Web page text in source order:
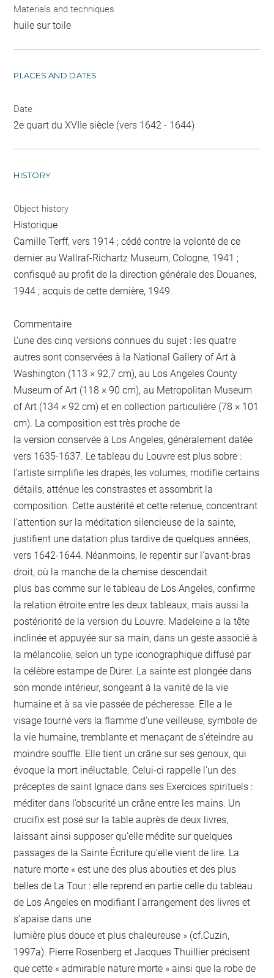
Materials and techniques
huile sur toile
PLACES AND DATES
Date
2e quart du XVIIe siècle (vers 1642 - 1644)
HISTORY
Object history
Historique
Camille Terff, vers 1914 ; cédé contre la volonté de ce
dernier au Wallraf-Richartz Museum, Cologne, 1941 ;
confisqué au profit de la direction générale des Douanes,
1944 ; acquis de cette dernière, 1949.
Commentaire
L’une des cinq versions connues du sujet : les quatre
autres sont conservées à la National Gallery of Art à
Washington (113 × 92,7 cm), au Los Angeles County
Museum of Art (118 × 90 cm), au Metropolitan Museum
of Art (134 × 92 cm) et en collection particulière (78 × 101
cm). La composition est très proche de
la version conservée à Los Angeles, généralement datée
vers 1635-1637. Le tableau du Louvre est plus sobre :
l’artiste simplifie les drapés, les volumes, modifie certains
détails, atténue les constrastes et assombrit la
composition. Cette austérité et cette retenue, concentrant
l’attention sur la méditation silencieuse de la sainte,
justifient une datation plus tardive de quelques années,
vers 1642-1644. Néanmoins, le repentir sur l’avant-bras
droit, où la manche de la chemise descendait
plus bas comme sur le tableau de Los Angeles, confirme
la relation étroite entre les deux tableaux, mais aussi la
postériorité de la version du Louvre. Madeleine a la tête
inclinée et appuyée sur sa main, dans un geste associé à
la mélancolie, selon un type iconographique diffusé par
la célèbre estampe de Dürer. La sainte est plongée dans
son monde intérieur, songeant à la vanité de la vie
humaine et à sa vie passée de pécheresse. Elle a le
visage tourné vers la flamme d’une veilleuse, symbole de
la vie humaine, tremblante et menaçant de s’éteindre au
moindre souffle. Elle tient un crâne sur ses genoux, qui
évoque la mort inéluctable. Celui-ci rappelle l’un des
préceptes de saint Ignace dans ses Exercices spirituels :
méditer dans l’obscurité un crâne entre les mains. Un
crucifix est posé sur la table auprès de deux livres,
laissant ainsi supposer qu’elle médite sur quelques
passages de la Sainte Écriture qu’elle vient de lire. La
nature morte « est une des plus abouties et des plus
belles de La Tour : elle reprend en partie celle du tableau
de Los Angeles en modifiant l’arrangement des livres et
s’apaise dans une
lumière plus douce et plus chaleureuse » (cf.Cuzin,
1997a). Pierre Rosenberg et Jacques Thuillier précisent
que cette « admirable nature morte » ainsi que la robe de